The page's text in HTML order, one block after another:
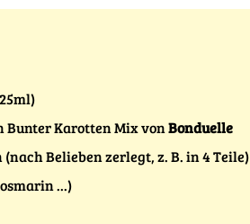
Bunter Karotten Mix vonBonduelle
Belieben zerlegt, z. B. in 4 Teile)
...)